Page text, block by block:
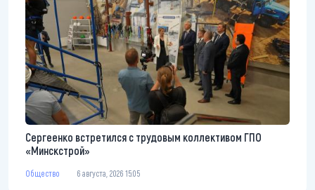
Сергеенко встретился с трудовым коллективом ГПО
«Минскстрой»
Общество 6 августа, 2026 15:05